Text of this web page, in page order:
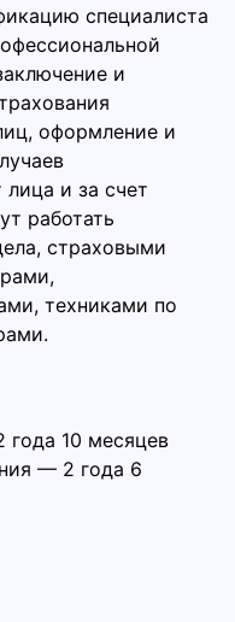
специалиста
и
оформление и
лица и за счет
работать
страховыми
техниками по
года 10 месяцев
— 2 года 6